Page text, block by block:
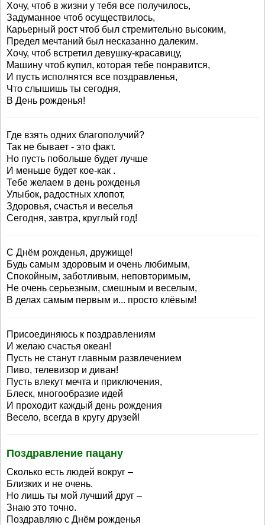
Хочу, чтоб в жизни у тебя все получилось,
Задуманное чтоб осуществилось,
Карьерный рост чтоб был стремительно высоким,
Предел мечтаний был несказанно далеким.
Хочу, чтоб встретил девушку-красавицу,
Машину чтоб купил, которая тебе понравится,
И пусть исполнятся все поздравленья,
Что слышишь ты сегодня,
В День рожденья!
Где взять одних благополучий?
Так не бывает - это факт.
Но пусть побольше будет лучше
И меньше будет кое-как .
Тебе желаем в день рожденья
Улыбок, радостных хлопот,
Здоровья, счастья и веселья
Сегодня, завтра, круглый год!
С Днём рожденья, дружище!
Будь самым здоровым и очень любимым,
Спокойным, заботливым, неповторимым,
Не очень серьезным, смешным и веселым,
В делах самым первым и... просто клёвым!
Присоединяюсь к поздравлениям
И желаю счастья океан!
Пусть не станут главным развлечением
Пиво, телевизор и диван!
Пусть влекут мечта и приключения,
Блеск, многообразие идей
И проходит каждый день рождения
Весело, всегда в кругу друзей!
Поздравление пацану
Сколько есть людей вокруг –
Близких и не очень.
Но лишь ты мой лучший друг –
Знаю это точно.
Поздравляю с Днём рожденья